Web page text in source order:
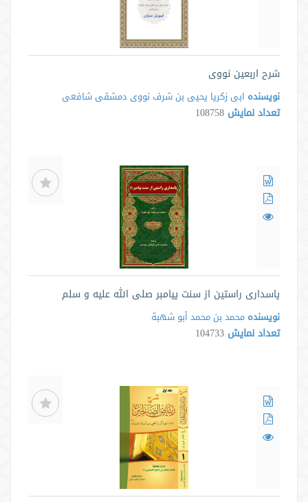
شرح اربعین نووی
نویسنده ابی زکریا یحیی بن شرف نووی دمشقی شافعی
تعداد نمایش 108758
پاسداری راستین از سنت پیامبر صلی الله علیه و سلم
نویسنده محمد بن محمد أبو شهبة
تعداد نمایش 104733